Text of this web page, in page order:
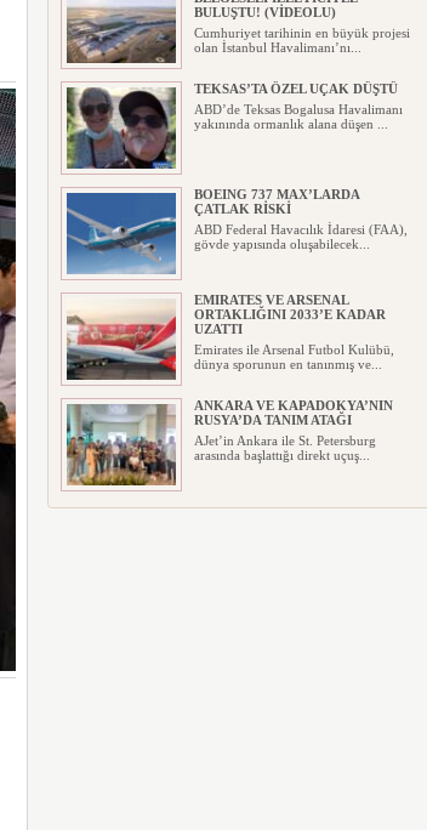
BULUŞTU! (VİDEOLU)
Cumhuriyet tarihinin en büyük projesi
olan İstanbul Havalimanı’nı...
TEKSAS’TA ÖZEL UÇAK DÜŞTÜ
ABD’de Teksas Bogalusa Havalimanı
yakınında ormanlık alana düşen ...
BOEING 737 MAX’LARDA
ÇATLAK RİSKİ
ABD Federal Havacılık İdaresi (FAA),
gövde yapısında oluşabilecek...
EMIRATES VE ARSENAL
ORTAKLIĞINI 2033’E KADAR
UZATTI
Emirates ile Arsenal Futbol Kulübü,
dünya sporunun en tanınmış ve...
ANKARA VE KAPADOKYA’NIN
RUSYA’DA TANIM ATAĞI
AJet’in Ankara ile St. Petersburg
arasında başlattığı direkt uçuş...
AYJET’E AİT EĞİTİM UÇAĞI